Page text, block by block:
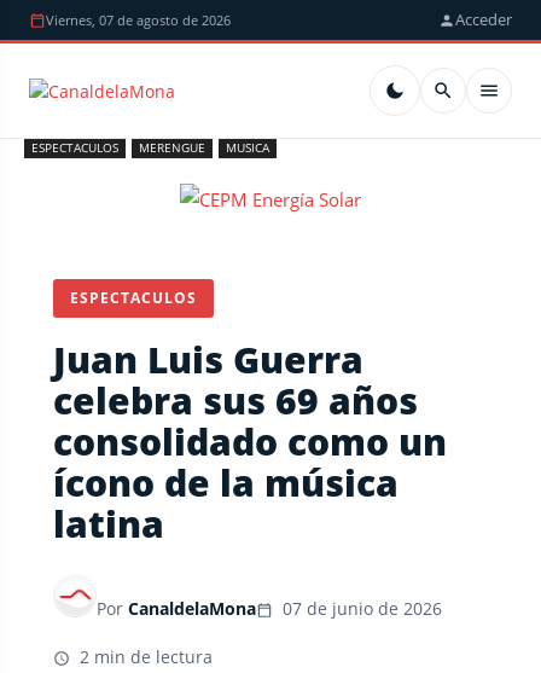
Viernes, 07 de agosto de 2026 Acceder
ESPECTACULOS MERENGUE MUSICA
ESPECTACULOS
Juan Luis Guerra
celebra sus 69 años
consolidado como un
ícono de la música
latina
Por CanaldelaMona 07 de junio de 2026
2 min de lectura